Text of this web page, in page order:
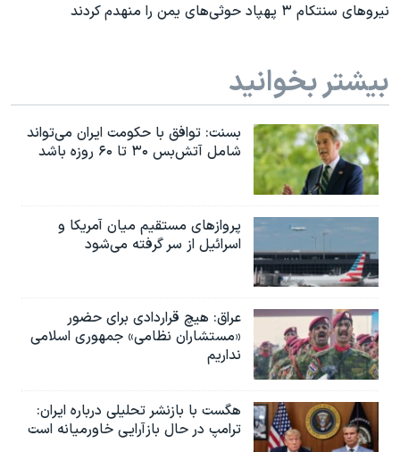
نیروهای سنتکام ۳ پهپاد حوثی‌های یمن را منهدم کردند
بیشتر بخوانید
بسنت: توافق با حکومت ایران می‌تواند
شامل آتش‌بس ۳۰ تا ۶۰ روزه باشد
پروازهای مستقیم میان آمریکا و
اسرائیل از سر گرفته می‌شود
عراق: هیچ قراردادی برای حضور
«مستشاران نظامی» جمهوری اسلامی
نداریم
هگست با بازنشر تحلیلی درباره ایران:
ترامپ در حال بازآرایی خاورمیانه است